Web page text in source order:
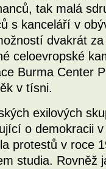
tak malá
s kanceláří v
dvakrát
celoevropské
Burma Center
v tísni.
exilových
o demokracii
protestů v roce
studia. Rovněž